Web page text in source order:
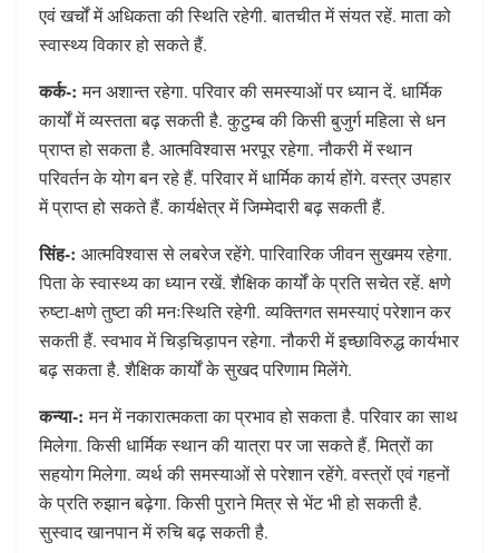
एवं खर्चों में अधिकता की स्थिति रहेगी. बातचीत में संयत रहें. माता को
स्वास्थ्‍य विकार हो सकते हैं.
कर्क-: मन अशान्त रहेगा. परिवार की समस्याओं पर ध्यान दें. धार्मिक
कार्यों में व्यस्तता बढ़ सकती है. कुटुम्ब की किसी बुजुर्ग महिला से धन
प्राप्त हो सकता है. आत्मविश्वास भरपूर रहेगा. नौकरी में स्थान
परिवर्तन के योग बन रहे हैं. परिवार में धार्मिक कार्य होंगे. वस्त्र उपहार
में प्राप्त हो सकते हैं. कार्यक्षेत्र में जिम्‍मेदारी बढ़ सकती हैं.
सिंह-: आत्मविश्वास से लबरेज रहेंगे. पारिवारिक जीवन सुखमय रहेगा.
पिता के स्वास्थ्‍य का ध्यान रखें. शैक्षिक कार्यों के प्रति सचेत रहें. क्षणे
रुष्टा-क्षणे तुष्टा की मनःस्थिति रहेगी. व्‍यक्‍ति‍गत समस्याएं परेशान कर
सकती हैं. स्वभाव में चिड़चिड़ापन रहेगा. नौकरी में इच्छाविरुद्ध कार्यभार
बढ़ सकता है. शैक्षिक कार्यों के सुखद परिणाम मिलेंगे.
कन्या-: मन में नकारात्मकता का प्रभाव हो सकता है. परिवार का साथ
मिलेगा. किसी धार्मिक स्थान की यात्रा पर जा सकते हैं. मित्रों का
सहयोग मिलेगा. व्यर्थ की समस्याओं से परेशान रहेंगे. वस्त्रों एवं गहनों
के प्रति रुझान बढ़ेगा. किसी पुराने मित्र से भेंट भी हो सकती है.
सुस्वाद खानपान में रुचि बढ़ सकती है.